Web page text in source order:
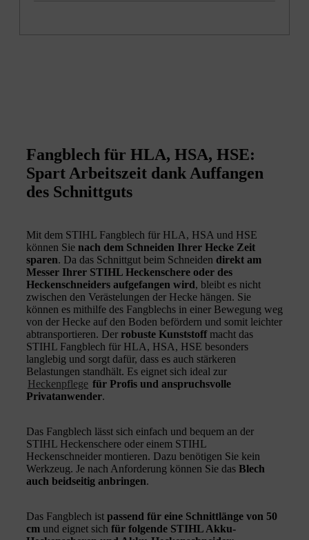
Fangblech für HLA, HSA, HSE:
Spart Arbeitszeit dank Auffangen
des Schnittguts
Mit dem STIHL Fangblech für HLA, HSA und HSE
können Sie nach dem Schneiden Ihrer Hecke Zeit
sparen. Da das Schnittgut beim Schneiden direkt am
Messer Ihrer STIHL Heckenschere oder des
Heckenschneiders aufgefangen wird, bleibt es nicht
zwischen den Verästelungen der Hecke hängen. Sie
können es mithilfe des Fangblechs in einer Bewegung weg
von der Hecke auf den Boden befördern und somit leichter
abtransportieren. Der robuste Kunststoffmacht das
STIHL Fangblech für HLA, HSA, HSE besonders
langlebig und sorgt dafür, dass es auch stärkeren
Belastungen standhält. Es eignet sich ideal zur
Heckenpflege für Profis und anspruchsvolle
Privatanwender.
Das Fangblech lässt sich einfach und bequem an der
STIHL Heckenschere oder einem STIHL
Heckenschneider montieren. Dazu benötigen Sie kein
Werkzeug. Je nach Anforderung können Sie das Blech
auch beidseitig anbringen.
Das Fangblech ist passend für eine Schnittlänge von 50
cm und eignet sich für folgende STIHL Akku-